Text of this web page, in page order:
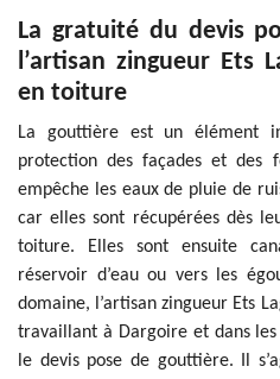
La gratuité du devis
l’artisan zingueur Ets
en toiture
La gouttière est un élément
protection des façades et des
empêche les eaux de pluie de
car elles sont récupérées dès
toiture. Elles sont ensuite
réservoir d’eau ou vers les
domaine, l’artisan zingueur Ets
travaillant à Dargoire et dans
le devis pose de gouttière. Il